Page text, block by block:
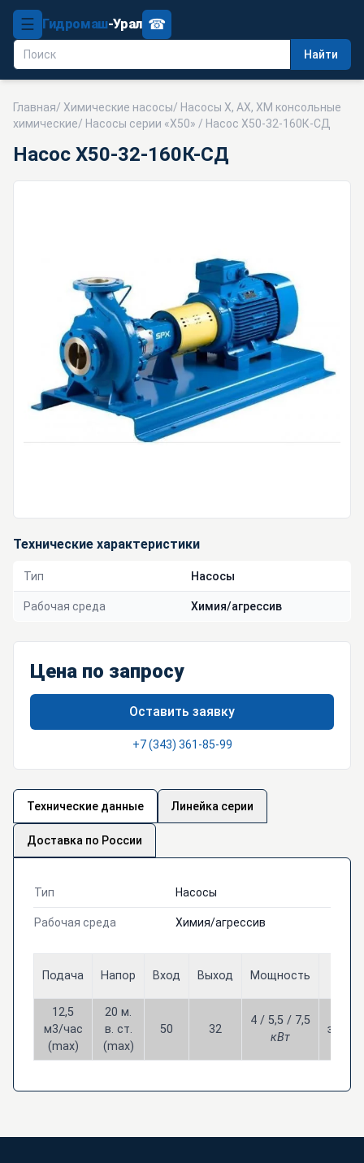
☰ Гидромаш-Урал
Найти
☎
Главная/ Химические насосы/ Насосы Х, АХ, ХМ консольные
химические/ Насосы серии «Х50» / Насос Х50-32-160К-СД
Насос Х50-32-160К-СД
Технические характеристики
Тип Насосы
Рабочая среда Химия/агрессив
Цена по запросу
Оставить заявку
+7 (343) 361-85-99
Технические данные Линейка серии
Доставка по России
Тип Насосы
Рабочая среда Химия/агрессив
Подача Напор Вход Выход Мощность
12,5
м3/час
(max)
20 м.
в. ст.
(max)
50 32
4 / 5,5 / 7,5
кВт